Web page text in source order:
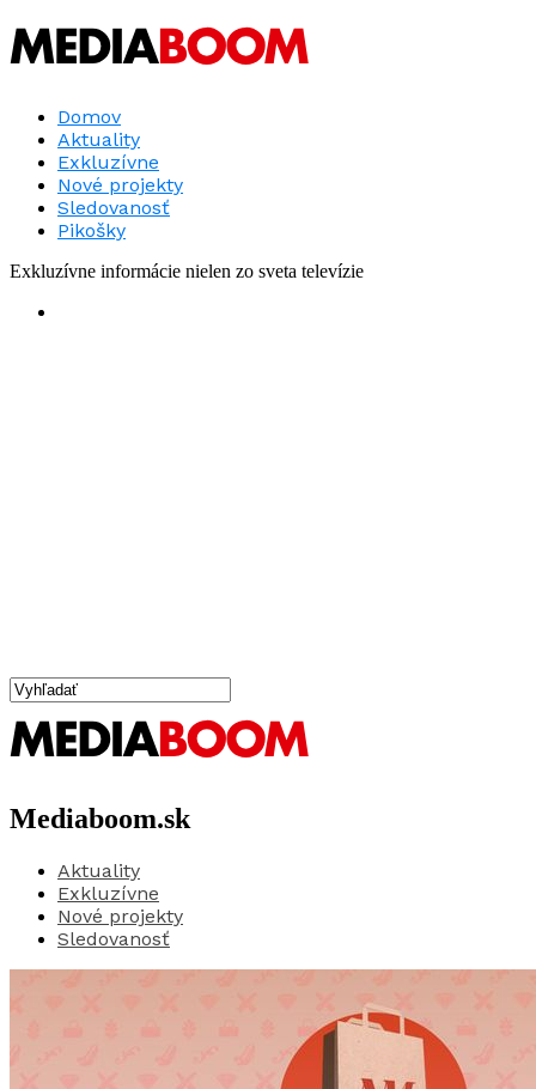
Domov
Aktuality
Exkluzívne
Nové projekty
Sledovanosť
Pikošky
Exkluzívne informácie nielen zo sveta televízie
Mediaboom.sk
Aktuality
Exkluzívne
Nové projekty
Sledovanosť